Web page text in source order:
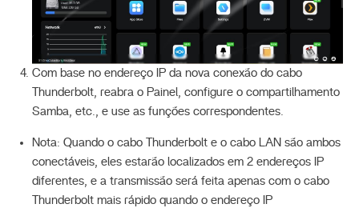
Com base no endereço IP da nova conexão do cabo
Thunderbolt, reabra o Painel, configure o compartilhamento
Samba, etc., e use as funções correspondentes.
Nota: Quando o cabo Thunderbolt e o cabo LAN são ambos
conectáveis, eles estarão localizados em 2 endereços IP
diferentes, e a transmissão será feita apenas com o cabo
Thunderbolt mais rápido quando o endereço IP